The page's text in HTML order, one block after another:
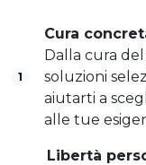
1
Cura
Dalla cura
soluzioni
aiutarti a
alle tue
Libertà